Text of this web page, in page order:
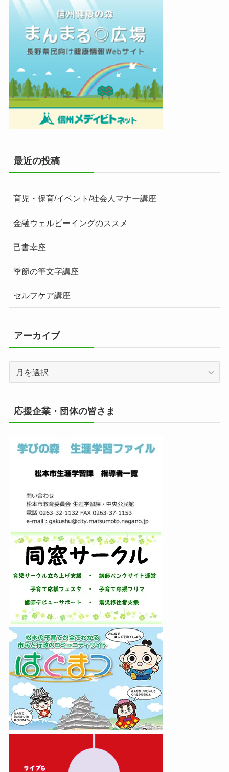
最近の投稿
育児・保育/イベント/社会人マナー講座
金融ウェルビーイングのススメ
己書幸座
季節の筆文字講座
セルフケア講座
アーカイブ
イ
ブ
応援企業・団体の皆さま